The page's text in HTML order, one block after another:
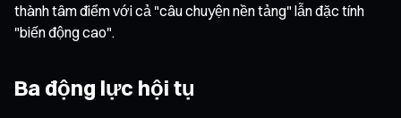
thành tâm điểm với cả "câu chuyện nền tảng" lẫn đặc tính
"biến động cao".
Ba động lực hội tụ